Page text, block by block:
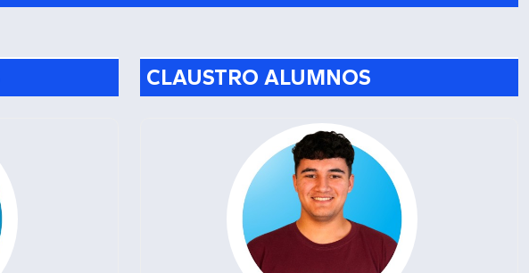
CLAUSTRO ALUMNOS